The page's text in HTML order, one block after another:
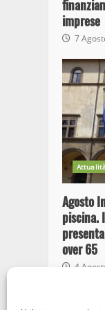
imprese
7
Agosto
piscina.
over 65
4